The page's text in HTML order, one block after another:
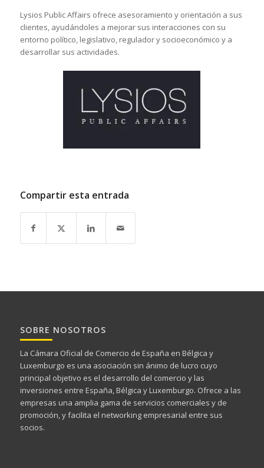
Lysios Public Affairs ofrece asesoramiento y orientación a sus
clientes, ayudándoles a mejorar sus interacciones con su
entorno político, legislativo, regulador y socioeconómico y a
desarrollar sus actividades.
Compartir esta entrada
SOBRE NOSOTROS
La Cámara Oficial de Comercio de España en Bélgica y
Luxemburgo es una asociación sin ánimo de lucro cuyo
principal objetivo es el desarrollo del comercio y las
inversiones entre España, Bélgica y Luxemburgo. Ofrece a las
empresas una amplia gama de servicios comerciales y de
promoción, y facilita el networking empresarial entre sus
socios.